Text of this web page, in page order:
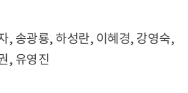
, 송광룡, 하성란, 이혜경, 강영숙,
, 유영진